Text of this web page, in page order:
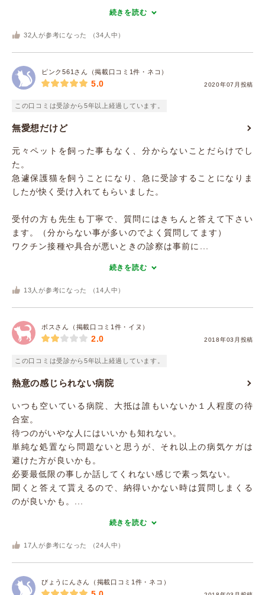
続きを読む
32 人が参考になった （34 人中）
ピンク561さん（掲載口コミ1件・ネコ）
2020年07月投稿
5.0
この口コミは受診から5年以上経過しています。
無愛想だけど
元々ペットを飼った事もなく、分からないことだらけでし
た。
急遽保護猫を飼うことになり、急に受診することになりま
したが快く受け入れてもらいました。
受付の方も先生も丁寧で、質問にはきちんと答えて下さい
ます。（分からない事が多いのでよく質問してます）
ワクチン接種や具合が悪いときの診察は事前に...
続きを読む
13 人が参考になった （ 14 人中）
ボスさん（掲載口コミ1件・イヌ）
2018年03月投稿
2.0
この口コミは受診から5年以上経過しています。
熱意の感じられない病院
いつも空いている病院、大抵は誰もいないか１人程度の待
合室。
待つのがいやな人にはいいかも知れない。
単純な処置なら問題ないと思うが、それ以上の病気ケガは
避けた方が良いかも。
必要最低限の事しか話してくれない感じで素っ気ない。
聞くと答えて貰えるので、納得いかない時は質問しまくる
のが良いかも。...
続きを読む
17 人が参考になった （24 人中）
びょうにんさん（掲載口コミ1件・ネコ）